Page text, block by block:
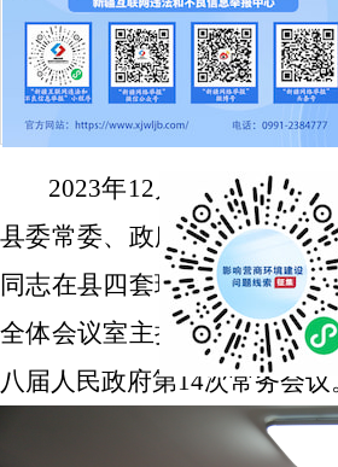
来源：特克斯县人民政府办公室
日期：
2023-12-15 21:12
点击：[ 1014 次]
2023年12月 11日（星期一
县委常委、政府常务副县长
同志在县四套班子综合楼二
全体会议室主持召开特克斯
八届人民政府第14次常务会议